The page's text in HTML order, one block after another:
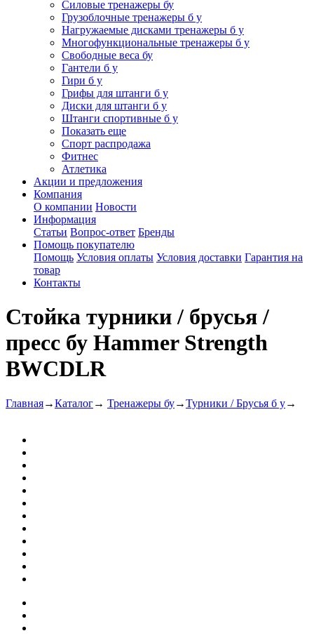
Силовые тренажеры бу
Грузоблочные тренажеры б у
Нагружаемые дисками тренажеры б у
Многофункциональные тренажеры б у
Свободные веса бу
Гантели б у
Гири б у
Грифы для штанги б у
Диски для штанги б у
Штанги спортивные б у
Показать еще
Спорт распродажа
Фитнес
Атлетика
Акции и предложения
Компания
О компании Новости
Информация
Статьи Вопрос-ответ Бренды
Помощь покупателю
Помощь Условия оплаты Условия доставки Гарантия на
товар
Контакты
Стойка турники / брусья /
пресс бу Hammer Strength
BWCDLR
Главная→Каталог→ Тренажеры бу→Турники / Брусья б у→